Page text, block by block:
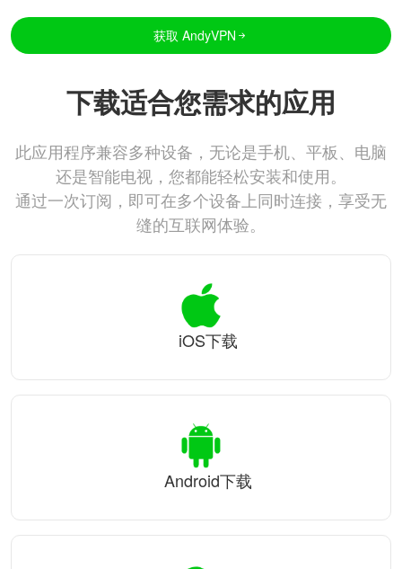
获取 AndyVPN
下载适合您需求的应用
此应用程序兼容多种设备，无论是手机、平板、电脑
还是智能电视，您都能轻松安装和使用。
通过一次订阅，即可在多个设备上同时连接，享受无
缝的互联网体验。
iOS下载
Android下载